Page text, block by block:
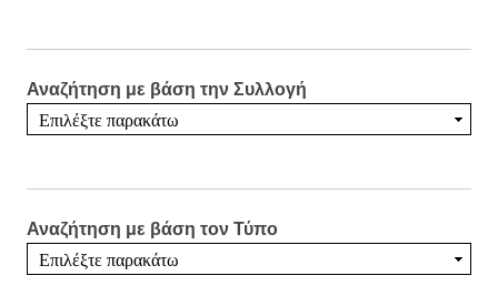
Αναζήτηση με βάση την Συλλογή
Αναζήτηση με βάση τον Τύπο